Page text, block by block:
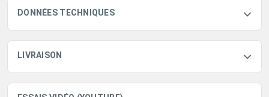
DONNÉES TECHNIQUES
LIVRAISON